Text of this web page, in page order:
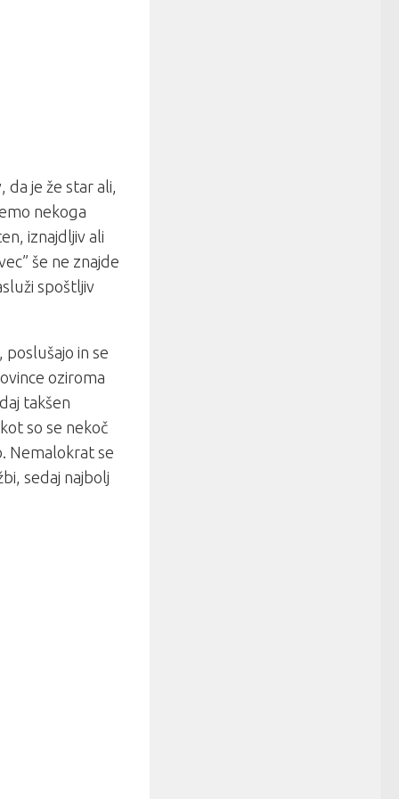
da je že star ali,
nekoga
iznajdljiv ali
še ne znajde
spoštljiv
in se
oziroma
takšen
so se nekoč
Nemalokrat se
sedaj najbolj